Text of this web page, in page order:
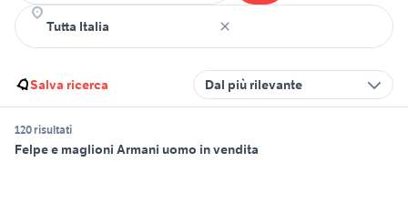
Salva ricerca Dal più rilevante
120 risultati
Felpe e maglioni Armani uomo in vendita